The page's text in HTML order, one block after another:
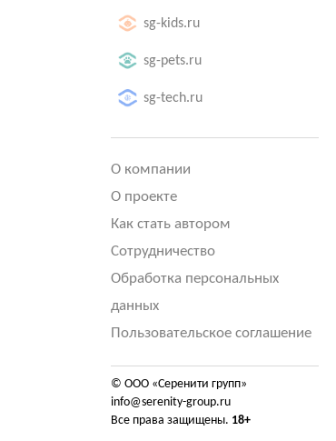
sg-kids.ru
sg-pets.ru
sg-tech.ru
О компании
О проекте
Как стать автором
Сотрудничество
Обработка персональных
данных
Пользовательское соглашение
© ООО «Серенити групп»
info@serenity-group.ru
Все права защищены. 18+